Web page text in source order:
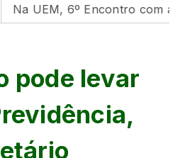
6º Encontro com as
pode levar